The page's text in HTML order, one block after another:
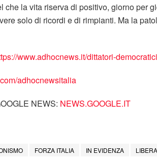
che la vita riserva di positivo, giorno per
solo di ricordi e di rimpianti. Ma la
www.adhocnews.it/dittatori-
adhocnewsitalia
NEWS: NEWS.GOOGLE.IT
FORZA ITALIA IN EVIDENZA